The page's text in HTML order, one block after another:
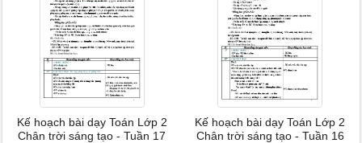
Kế hoạch bài dạy Toán Lớp 2
Chân trời sáng tạo - Tuần 17
Kế hoạch bài dạy Toán Lớp 2
Chân trời sáng tạo - Tuần 16